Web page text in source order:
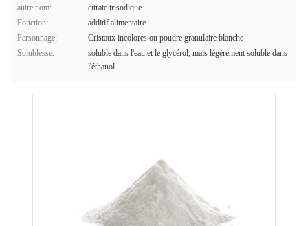
autre nom:
citrate trisodique
Fonction:
additif alimentaire
Personnage:
Cristaux incolores ou poudre granulaire blanche
Solublesse:
soluble dans l'eau et le glycérol, mais légèrement soluble dans
l'éthanol